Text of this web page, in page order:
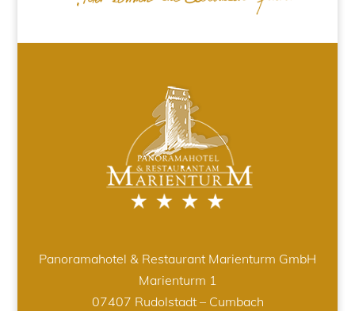
Panoramahotel & Restaurant Marienturm GmbH
Marienturm 1
07407 Rudolstadt – Cumbach